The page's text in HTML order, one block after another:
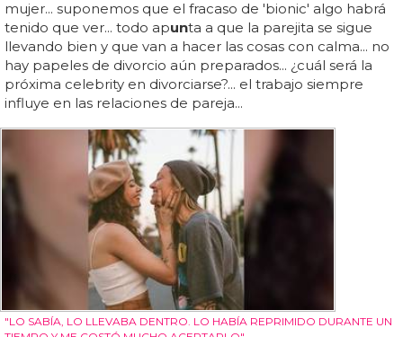
mujer... suponemos que el fracaso de 'bionic' algo habrá
tenido que ver... todo apunta a que la parejita se sigue
llevando bien y que van a hacer las cosas con calma... no
hay papeles de divorcio aún preparados... ¿cuál será la
próxima celebrity en divorciarse?... el trabajo siempre
influye en las relaciones de pareja...
"LO SABÍA, LO LLEVABA DENTRO. LO HABÍA REPRIMIDO DURANTE UN